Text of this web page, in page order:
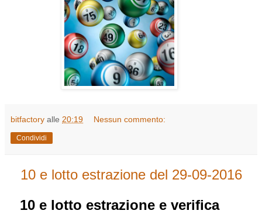
bitfactory alle 20:19 Nessun commento:
Condividi
10 e lotto estrazione del 29-09-2016
10 e lotto estrazione e verifica